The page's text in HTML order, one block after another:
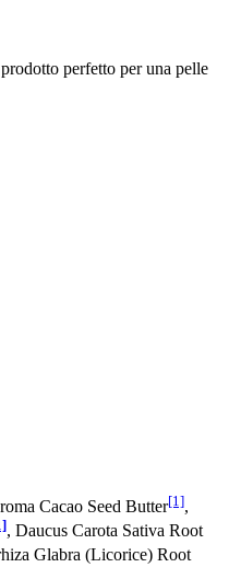
perfetto per una pelle
Cacao Seed Butter[1],
, Daucus Carota Sativa Root
Glabra (Licorice) Root